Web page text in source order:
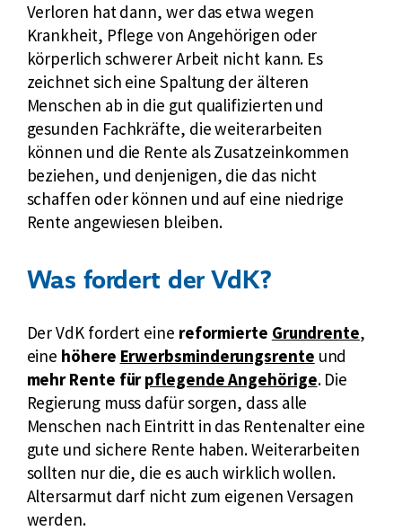
Verloren hat dann, wer das etwa wegen
Krankheit, Pflege von Angehörigen oder
körperlich schwerer Arbeit nicht kann. Es
zeichnet sich eine Spaltung der älteren
Menschen ab in die gut qualifizierten und
gesunden Fachkräfte, die weiterarbeiten
können und die Rente als Zusatzeinkommen
beziehen, und denjenigen, die das nicht
schaffen oder können und auf eine niedrige
Rente angewiesen bleiben.
Was fordert der VdK?
Der VdK fordert eine reformierte E
x
t
e
r
n
e
r
Grundrente,
eine höhere E
x
t
e
r
n
e
Erwerbsminderungsrente und
mehr Rente fürE
x
t
e
r
n
pflegende Angehörige. Die
Regierung muss dafür sorgen, dass alle
Menschen nach Eintritt in das Rentenalter eine
gute und sichere Rente haben. Weiterarbeiten
sollten nur die, die es auch wirklich wollen.
Altersarmut darf nicht zum eigenen Versagen
werden.